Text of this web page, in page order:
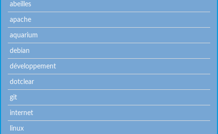
abeilles
apache
aquarium
debian
développement
dotclear
git
internet
linux